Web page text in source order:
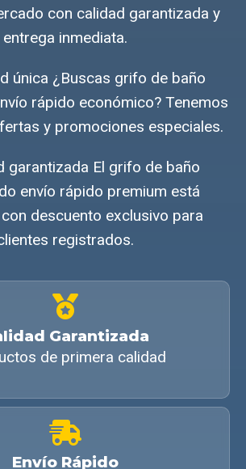
con calidad garantizada y
entrega inmediata.
única ¿Buscas grifo de baño
rápido económico? Tenemos
y promociones especiales.
garantizada El grifo de baño
envío rápido premium está
descuento exclusivo para
registrados.
Garantizada
de primera calidad
Envío Rápido